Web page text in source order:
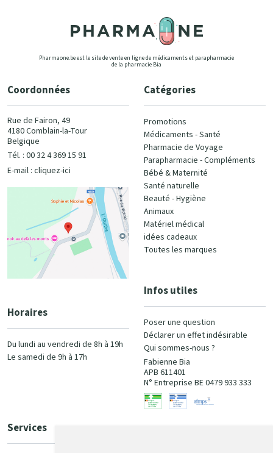
Pharmaone.be est le site de vente en ligne de médicaments et parapharmacie
de la pharmacie Bia
Coordonnées
Rue de Fairon, 49
4180 Comblain-la-Tour
Belgique
Tél. : 00 32 4 369 15 91
E-mail : cliquez-ici
Horaires
Du lundi au vendredi de 8h à 19h
Le samedi de 9h à 17h
Catégories
Promotions
Médicaments - Santé
Pharmacie de Voyage
Parapharmacie - Compléments
Bébé & Maternité
Santé naturelle
Beauté - Hygiène
Animaux
Matériel médical
idées cadeaux
Toutes les marques
Infos utiles
Poser une question
Déclarer un effet indésirable
Qui sommes-nous ?
Fabienne Bia
APB 611401
N° Entreprise BE 0479 933 333
Services